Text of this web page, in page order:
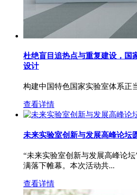
杜绝盲目追热点与重复建设，国
设计
构建中国特色国家实验室体系正
查看详情
未来实验室创新与发展高峰论坛
“未来实验室创新与发展高峰论坛
满落下帷幕。本次活动共...
查看详情